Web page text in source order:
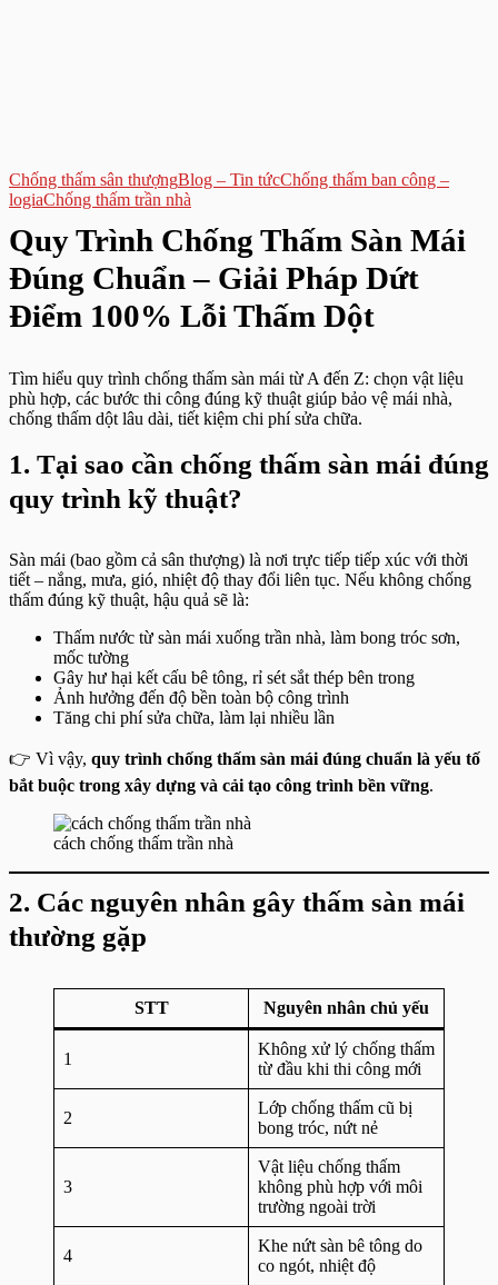
Chống thấm sân thượngBlog – Tin tứcChống thấm ban công –
logiaChống thấm trần nhà
Quy Trình Chống Thấm Sàn Mái
Đúng Chuẩn – Giải Pháp Dứt
Điểm 100% Lỗi Thấm Dột
Tìm hiểu quy trình chống thấm sàn mái từ A đến Z: chọn vật liệu
phù hợp, các bước thi công đúng kỹ thuật giúp bảo vệ mái nhà,
chống thấm dột lâu dài, tiết kiệm chi phí sửa chữa.
1. Tại sao cần chống thấm sàn mái đúng
quy trình kỹ thuật?
Sàn mái (bao gồm cả sân thượng) là nơi trực tiếp tiếp xúc với thời
tiết – nắng, mưa, gió, nhiệt độ thay đổi liên tục. Nếu không chống
thấm đúng kỹ thuật, hậu quả sẽ là:
Thấm nước từ sàn mái xuống trần nhà, làm bong tróc sơn,
mốc tường
Gây hư hại kết cấu bê tông, rỉ sét sắt thép bên trong
Ảnh hưởng đến độ bền toàn bộ công trình
Tăng chi phí sửa chữa, làm lại nhiều lần
👉 Vì vậy, quy trình chống thấm sàn mái đúng chuẩn là yếu tố
bắt buộc trong xây dựng và cải tạo công trình bền vững.
cách chống thấm trần nhà
2. Các nguyên nhân gây thấm sàn mái
thường gặp
STT Nguyên nhân chủ yếu
1
Không xử lý chống thấm
từ đầu khi thi công mới
2
Lớp chống thấm cũ bị
bong tróc, nứt nẻ
3
Vật liệu chống thấm
không phù hợp với môi
trường ngoài trời
4
Khe nứt sàn bê tông do
co ngót, nhiệt độ